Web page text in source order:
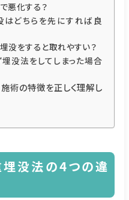
悪化する？
どちらを先にすれば良
没をすると取れやすい？
没法をしてしまった場合
術の特徴を正しく理解し
没法の4つの違